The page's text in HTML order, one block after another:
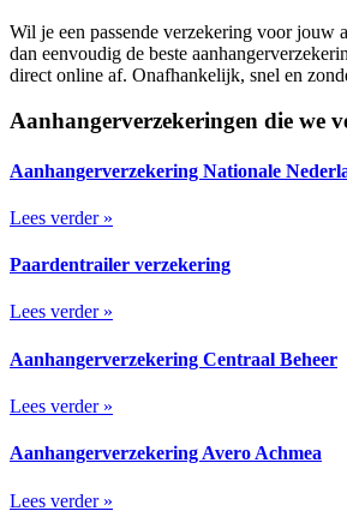
Wil je een passende verzekering voor jouw
dan eenvoudig de beste
direct online af. Onafhankelijk, snel en
Aanhangerverzekeringen die we
Aanhangerverzekering Nationale
Lees verder »
Paardentrailer verzekering
Lees verder »
Aanhangerverzekering Centraal Beheer
Lees verder »
Aanhangerverzekering Avero Achmea
Lees verder »